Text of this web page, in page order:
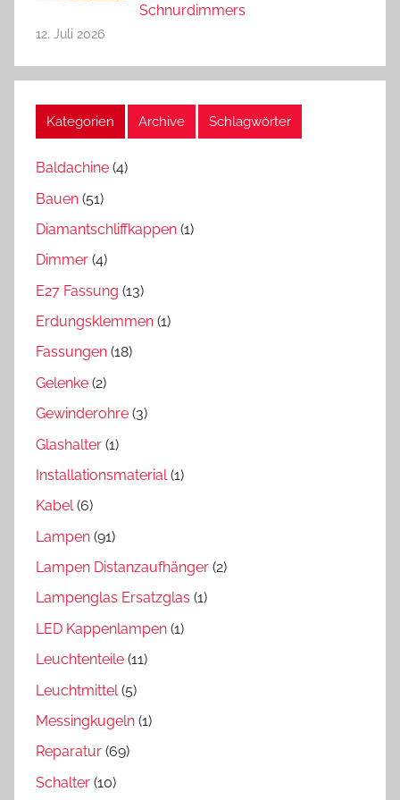
Schnurdimmers
12. Juli 2026
Kategorien Archive Schlagwörter
Baldachine (4)
Bauen (51)
Diamantschliffkappen (1)
Dimmer (4)
E27 Fassung (13)
Erdungsklemmen (1)
Fassungen (18)
Gelenke (2)
Gewinderohre (3)
Glashalter (1)
Installationsmaterial(1)
Kabel(6)
Lampen (91)
Lampen Distanzaufhänger (2)
Lampenglas Ersatzglas (1)
LED Kappenlampen (1)
Leuchtenteile (11)
Leuchtmittel (5)
Messingkugeln (1)
Reparatur (69)
Schalter (10)